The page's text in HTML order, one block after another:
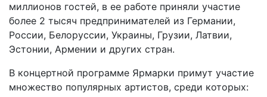
миллионов гостей, в ее работе приняли участие
более 2 тысяч предпринимателей из Германии,
России, Белоруссии, Украины, Грузии, Латвии,
Эстонии, Армении и других стран.
В концертной программе Ярмарки примут участие
множество популярных артистов, среди которых: